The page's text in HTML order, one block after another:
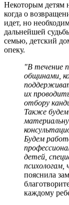
Некоторым детям
когда о
идет, но
дальнейшей
семью, детский
опеку.
"В течение
общинами,
их
отбору
Также
Будем
детей,
пояснила
каждому